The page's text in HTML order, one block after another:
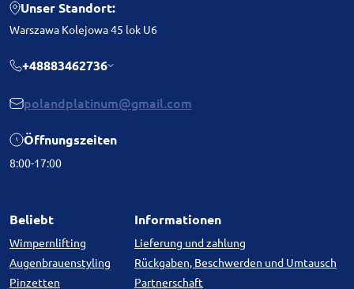
Unser Standort:
Warszawa Kolejowa 45 lok U6
+48883462736
polandplatinum@gmail.com
Öffnungszeiten
8:00-17:00
Beliebt
Wimpernlifting
Augenbrauenstyling
Pinzetten
Informationen
Lieferung und zahlung
Rückgaben, Beschwerden und Umtausch
Partnerschaft